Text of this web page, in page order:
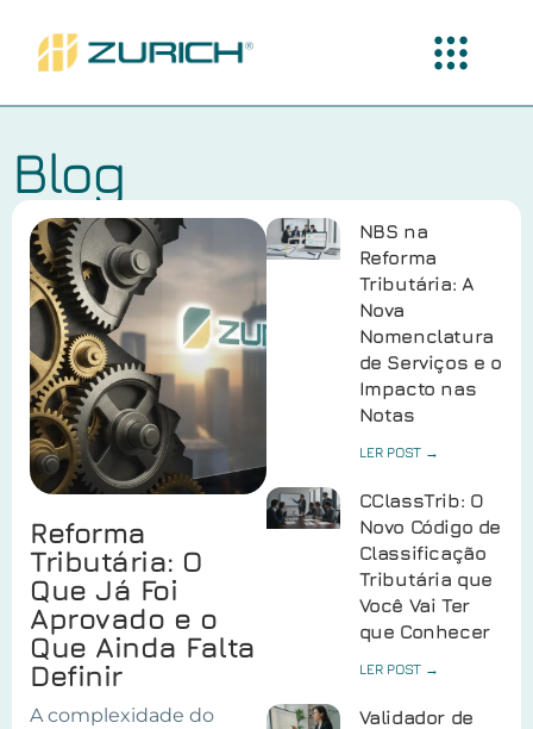
Blog
Reforma
Tributária: O
Que Já Foi
Aprovado e o
Que Ainda Falta
Definir
A complexidade do
NBS na
Reforma
Tributária: A
Nova
Nomenclatura
de Serviços e o
Impacto nas
Notas
LER POST →
CClassTrib: O
Novo Código de
Classificação
Tributária que
Você Vai Ter
que Conhecer
LER POST →
Validador de